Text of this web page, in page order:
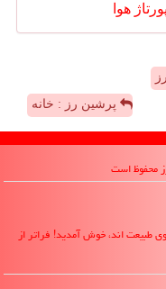
هوا
پرشین رز : خانه
طبیعت اند، خوش آمدید! فراتر از